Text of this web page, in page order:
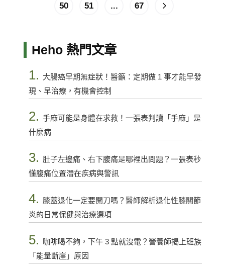
50
51 ... 67
Heho 熱門文章
1. 大腸癌早期無症狀！醫籲：定期做 1 事才能早發
現、早治療，有機會控制
2. 手麻可能是身體在求救！一張表判讀「手麻」是
什麼病
3. 肚子左邊痛、右下腹痛是哪裡出問題？一張表秒
懂腹痛位置潛在疾病與警訊
4. 膝蓋退化一定要開刀嗎？醫師解析退化性膝關節
炎的日常保健與治療選項
5.
咖啡喝不夠，下午 3 點就沒電？營養師揭上班族
「能量斷崖」原因